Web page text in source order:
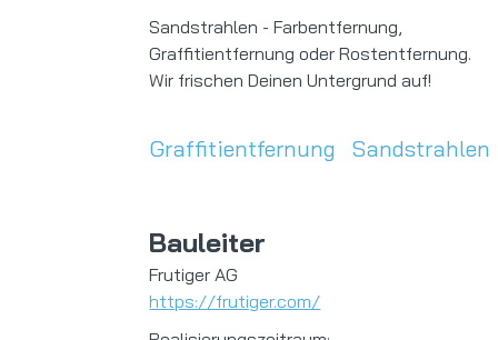
Sandstrahlen - Farbentfernung,
Graffitientfernung oder Rostentfernung.
Wir frischen Deinen Untergrund auf!
Graffitientfernung Sandstrahlen
Bauleiter
Frutiger AG
https://frutiger.com/